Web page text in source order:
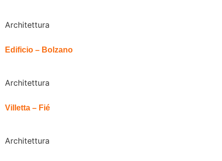
Architettura
Edificio – Bolzano
Architettura
Villetta – Fié
Architettura